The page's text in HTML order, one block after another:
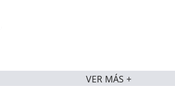
VER MÁS +